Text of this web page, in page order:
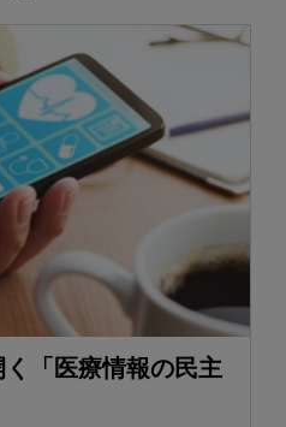
「医療情報の民主